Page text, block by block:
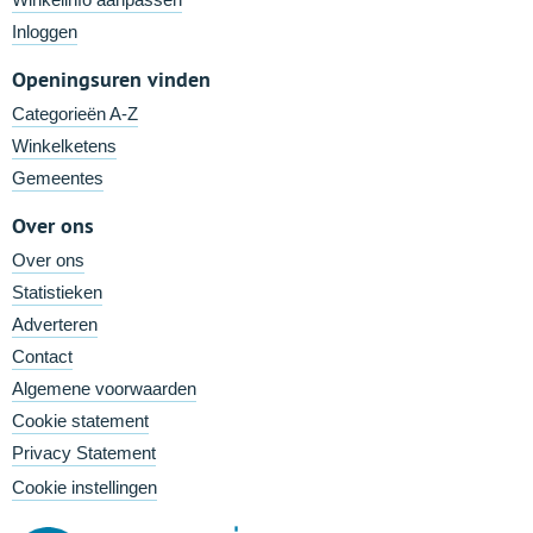
Inloggen
Openingsuren vinden
Categorieën A-Z
Winkelketens
Gemeentes
Over ons
Over ons
Statistieken
Adverteren
Contact
Algemene voorwaarden
Cookie statement
Privacy Statement
Cookie instellingen